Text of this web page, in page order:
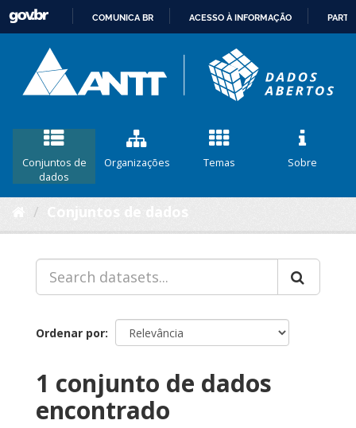
CONTEÚDO
COMUNICA BR ACESSO À INFORMAÇÃO
Conjuntos de
dados
Organizações Temas Sobre
Ordenar por
1 conjunto de dados
encontrado